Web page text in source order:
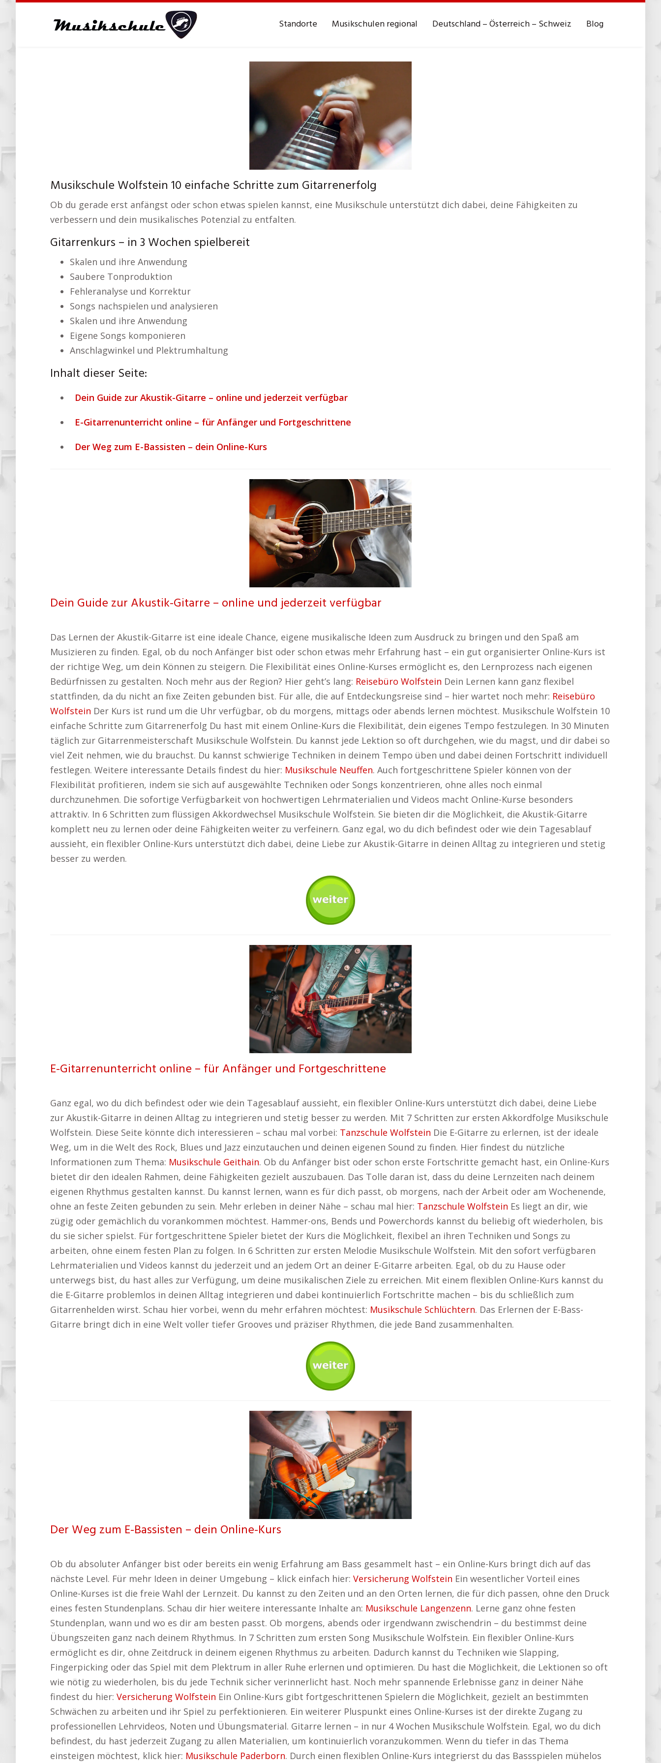
content
Standorte Musikschulen regional Deutschland – Österreich – Schweiz Blog
Musikschule Wolfstein 10 einfache Schritte zum Gitarrenerfolg
Ob du gerade erst anfängst oder schon etwas spielen kannst, eine Musikschule unterstützt dich dabei, deine Fähigkeiten zu
verbessern und dein musikalisches Potenzial zu entfalten.
Gitarrenkurs – in 3 Wochen spielbereit
Skalen und ihre Anwendung
Saubere Tonproduktion
Fehleranalyse und Korrektur
Songs nachspielen und analysieren
Skalen und ihre Anwendung
Eigene Songs komponieren
Anschlagwinkel und Plektrumhaltung
Inhalt dieser Seite:
Dein Guide zur Akustik-Gitarre – online und jederzeit verfügbar
E-Gitarrenunterricht online – für Anfänger und Fortgeschrittene
Der Weg zum E-Bassisten – dein Online-Kurs
Dein Guide zur Akustik-Gitarre – online und jederzeit verfügbar
Das Lernen der Akustik-Gitarre ist eine ideale Chance, eigene musikalische Ideen zum Ausdruck zu bringen und den Spaß am
Musizieren zu finden. Egal, ob du noch Anfänger bist oder schon etwas mehr Erfahrung hast – ein gut organisierter Online-Kurs ist
der richtige Weg, um dein Können zu steigern. Die Flexibilität eines Online-Kurses ermöglicht es, den Lernprozess nach eigenen
Bedürfnissen zu gestalten. Noch mehr aus der Region? Hier geht’s lang: Reisebüro Wolfstein Dein Lernen kann ganz flexibel
stattfinden, da du nicht an fixe Zeiten gebunden bist. Für alle, die auf Entdeckungsreise sind – hier wartet noch mehr: Reisebüro
Wolfstein Der Kurs ist rund um die Uhr verfügbar, ob du morgens, mittags oder abends lernen möchtest. Musikschule Wolfstein 10
einfache Schritte zum Gitarrenerfolg Du hast mit einem Online-Kurs die Flexibilität, dein eigenes Tempo festzulegen. In 30 Minuten
täglich zur Gitarrenmeisterschaft Musikschule Wolfstein. Du kannst jede Lektion so oft durchgehen, wie du magst, und dir dabei so
viel Zeit nehmen, wie du brauchst. Du kannst schwierige Techniken in deinem Tempo üben und dabei deinen Fortschritt individuell
festlegen. Weitere interessante Details findest du hier: Musikschule Neuffen. Auch fortgeschrittene Spieler können von der
Flexibilität profitieren, indem sie sich auf ausgewählte Techniken oder Songs konzentrieren, ohne alles noch einmal
durchzunehmen. Die sofortige Verfügbarkeit von hochwertigen Lehrmaterialien und Videos macht Online-Kurse besonders
attraktiv. In 6 Schritten zum flüssigen Akkordwechsel Musikschule Wolfstein. Sie bieten dir die Möglichkeit, die Akustik-Gitarre
komplett neu zu lernen oder deine Fähigkeiten weiter zu verfeinern. Ganz egal, wo du dich befindest oder wie dein Tagesablauf
aussieht, ein flexibler Online-Kurs unterstützt dich dabei, deine Liebe zur Akustik-Gitarre in deinen Alltag zu integrieren und stetig
besser zu werden.
E-Gitarrenunterricht online – für Anfänger und Fortgeschrittene
Ganz egal, wo du dich befindest oder wie dein Tagesablauf aussieht, ein flexibler Online-Kurs unterstützt dich dabei, deine Liebe
zur Akustik-Gitarre in deinen Alltag zu integrieren und stetig besser zu werden. Mit 7 Schritten zur ersten Akkordfolge Musikschule
Wolfstein. Diese Seite könnte dich interessieren – schau mal vorbei: Tanzschule Wolfstein Die E-Gitarre zu erlernen, ist der ideale
Weg, um in die Welt des Rock, Blues und Jazz einzutauchen und deinen eigenen Sound zu finden. Hier findest du nützliche
Informationen zum Thema: Musikschule Geithain. Ob du Anfänger bist oder schon erste Fortschritte gemacht hast, ein Online-Kurs
bietet dir den idealen Rahmen, deine Fähigkeiten gezielt auszubauen. Das Tolle daran ist, dass du deine Lernzeiten nach deinem
eigenen Rhythmus gestalten kannst. Du kannst lernen, wann es für dich passt, ob morgens, nach der Arbeit oder am Wochenende,
ohne an feste Zeiten gebunden zu sein. Mehr erleben in deiner Nähe – schau mal hier: Tanzschule Wolfstein Es liegt an dir, wie
zügig oder gemächlich du vorankommen möchtest. Hammer-ons, Bends und Powerchords kannst du beliebig oft wiederholen, bis
du sie sicher spielst. Für fortgeschrittene Spieler bietet der Kurs die Möglichkeit, flexibel an ihren Techniken und Songs zu
arbeiten, ohne einem festen Plan zu folgen. In 6 Schritten zur ersten Melodie Musikschule Wolfstein. Mit den sofort verfügbaren
Lehrmaterialien und Videos kannst du jederzeit und an jedem Ort an deiner E-Gitarre arbeiten. Egal, ob du zu Hause oder
unterwegs bist, du hast alles zur Verfügung, um deine musikalischen Ziele zu erreichen. Mit einem flexiblen Online-Kurs kannst du
die E-Gitarre problemlos in deinen Alltag integrieren und dabei kontinuierlich Fortschritte machen – bis du schließlich zum
Gitarrenhelden wirst. Schau hier vorbei, wenn du mehr erfahren möchtest: Musikschule Schlüchtern. Das Erlernen der E-Bass-
Gitarre bringt dich in eine Welt voller tiefer Grooves und präziser Rhythmen, die jede Band zusammenhalten.
Der Weg zum E-Bassisten – dein Online-Kurs
Ob du absoluter Anfänger bist oder bereits ein wenig Erfahrung am Bass gesammelt hast – ein Online-Kurs bringt dich auf das
nächste Level. Für mehr Ideen in deiner Umgebung – klick einfach hier: Versicherung Wolfstein Ein wesentlicher Vorteil eines
Online-Kurses ist die freie Wahl der Lernzeit. Du kannst zu den Zeiten und an den Orten lernen, die für dich passen, ohne den Druck
eines festen Stundenplans. Schau dir hier weitere interessante Inhalte an: Musikschule Langenzenn. Lerne ganz ohne festen
Stundenplan, wann und wo es dir am besten passt. Ob morgens, abends oder irgendwann zwischendrin – du bestimmst deine
Übungszeiten ganz nach deinem Rhythmus. In 7 Schritten zum ersten Song Musikschule Wolfstein. Ein flexibler Online-Kurs
ermöglicht es dir, ohne Zeitdruck in deinem eigenen Rhythmus zu arbeiten. Dadurch kannst du Techniken wie Slapping,
Fingerpicking oder das Spiel mit dem Plektrum in aller Ruhe erlernen und optimieren. Du hast die Möglichkeit, die Lektionen so oft
wie nötig zu wiederholen, bis du jede Technik sicher verinnerlicht hast. Noch mehr spannende Erlebnisse ganz in deiner Nähe
findest du hier: Versicherung Wolfstein Ein Online-Kurs gibt fortgeschrittenen Spielern die Möglichkeit, gezielt an bestimmten
Schwächen zu arbeiten und ihr Spiel zu perfektionieren. Ein weiterer Pluspunkt eines Online-Kurses ist der direkte Zugang zu
professionellen Lehrvideos, Noten und Übungsmaterial. Gitarre lernen – in nur 4 Wochen Musikschule Wolfstein. Egal, wo du dich
befindest, du hast jederzeit Zugang zu allen Materialien, um kontinuierlich voranzukommen. Wenn du tiefer in das Thema
einsteigen möchtest, klick hier: Musikschule Paderborn. Durch einen flexiblen Online-Kurs integrierst du das Bassspielen mühelos